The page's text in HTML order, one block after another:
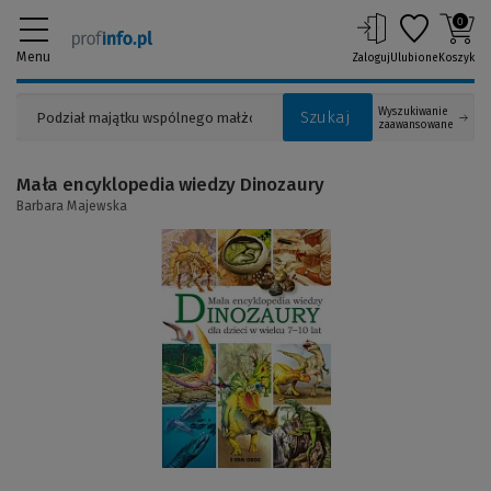
Menu
Szukaj
Wyszukiwanie
zaawansowane
ZalogujUlubione
0
Koszyk
do
innej
Mała encyklopedia wiedzy Dinozaury
Barbara Majewska